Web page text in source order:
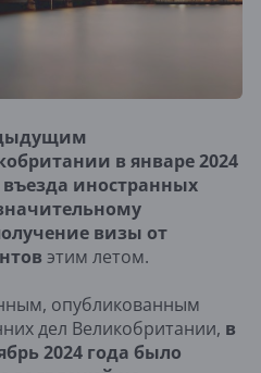
в январе 2024
иностранных
визы от
этим летом.
опубликованным
дел Великобритании, в
2024 года было